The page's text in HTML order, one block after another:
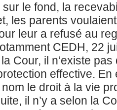
le fond, la
les parents
leur a refusé au
CEDH, 22
Cour, il n’existe
effective.
le droit à la vie
il n’y a selon la